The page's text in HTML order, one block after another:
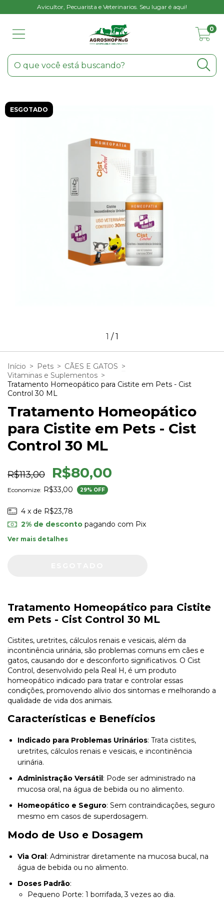
Avicultor, Pecuarista e Veterinarios. Seu lugar é aqui!
0
ESGOTADO
1 /1
Início > Pets > CÃES E GATOS >
Vitaminas e Suplementos >
Tratamento Homeopático para Cistite em Pets - Cist
Control 30 ML
Tratamento Homeopático
para Cistite em Pets - Cist
Control 30 ML
R$113,00 R$80,00
Economize: R$33,00 29% OFF
4 x de R$23,78
2% de descontopagando com Pix
Ver mais detalhes
Tratamento Homeopático para Cistite
em Pets - Cist Control 30 ML
Cistites, uretrites, cálculos renais e vesicais, além da
incontinência urinária, são problemas comuns em cães e
gatos, causando dor e desconforto significativos. O Cist
Control, desenvolvido pela Real H, é um produto
homeopático indicado para tratar e controlar essas
condições, promovendo alívio dos sintomas e melhorando a
qualidade de vida dos animais.
Características e Benefícios
Indicado para Problemas Urinários: Trata cistites,
uretrites, cálculos renais e vesicais, e incontinência
urinária.
Administração Versátil: Pode ser administrado na
mucosa oral, na água de bebida ou no alimento.
Homeopático e Seguro: Sem contraindicações, seguro
mesmo em casos de superdosagem.
Modo de Uso e Dosagem
Via Oral: Administrar diretamente na mucosa bucal, na
água de bebida ou no alimento.
Doses Padrão:
Pequeno Porte: 1 borrifada, 3 vezes ao dia.